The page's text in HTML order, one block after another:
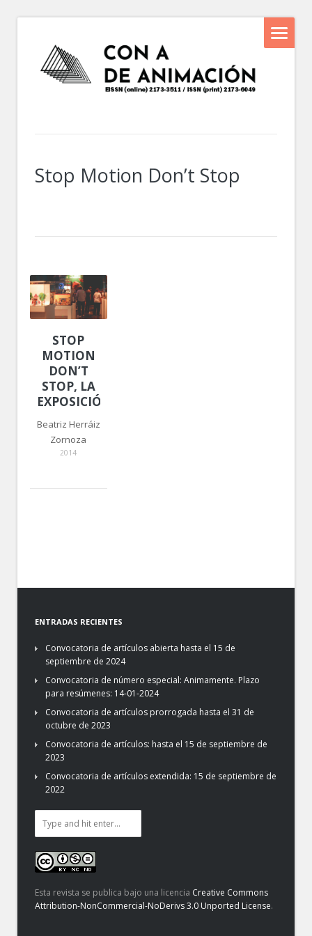
Stop Motion Don’t Stop
STOP
MOTION
DON’T
STOP, LA
EXPOSICIÓN
Beatriz Herráiz
Zornoza
2014
ENTRADAS RECIENTES
Convocatoria de artículos abierta hasta el 15 de
septiembre de 2024
Convocatoria de número especial: Animamente. Plazo
para resúmenes: 14-01-2024
Convocatoria de artículos prorrogada hasta el 31 de
octubre de 2023
Convocatoria de artículos: hasta el 15 de septiembre de
2023
Convocatoria de artículos extendida: 15 de septiembre de
2022
Esta revista se publica bajo una licencia Creative Commons
Attribution-NonCommercial-NoDerivs 3.0 Unported License.